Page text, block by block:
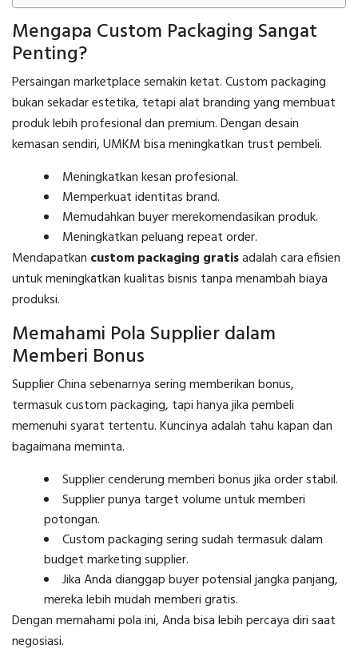
Mengapa Custom Packaging Sangat
Penting?
Persaingan marketplace semakin ketat. Custom packaging
bukan sekadar estetika, tetapi alat branding yang membuat
produk lebih profesional dan premium. Dengan desain
kemasan sendiri, UMKM bisa meningkatkan trust pembeli.
Meningkatkan kesan profesional.
Memperkuat identitas brand.
Memudahkan buyer merekomendasikan produk.
Meningkatkan peluang repeat order.
Mendapatkan custom packaging gratisadalah cara efisien
untuk meningkatkan kualitas bisnis tanpa menambah biaya
produksi.
Memahami Pola Supplier dalam
Memberi Bonus
Supplier China sebenarnya sering memberikan bonus,
termasuk custom packaging, tapi hanya jika pembeli
memenuhi syarat tertentu. Kuncinya adalah tahu kapan dan
bagaimana meminta.
Supplier cenderung memberi bonus jika order stabil.
Supplier punya target volume untuk memberi
potongan.
Custom packaging sering sudah termasuk dalam
budget marketing supplier.
Jika Anda dianggap buyer potensial jangka panjang,
mereka lebih mudah memberi gratis.
Dengan memahami pola ini, Anda bisa lebih percaya diri saat
negosiasi.